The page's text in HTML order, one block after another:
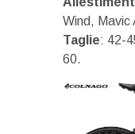
Wind, Mavic
Taglie: 42-
60.